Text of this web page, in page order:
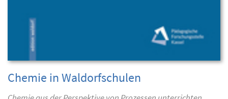
Chemie in Waldorfschulen